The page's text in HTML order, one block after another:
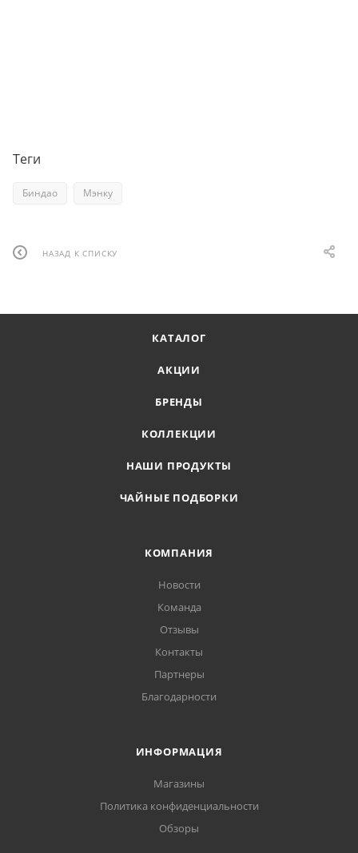
Теги
Биндао Мэнку
НАЗАД К СПИСКУ
КАТАЛОГ
АКЦИИ
БРЕНДЫ
КОЛЛЕКЦИИ
НАШИ ПРОДУКТЫ
ЧАЙНЫЕ ПОДБОРКИ
КОМПАНИЯ
Новости
Команда
Отзывы
Контакты
Партнеры
Благодарности
ИНФОРМАЦИЯ
Магазины
Политика конфиденциальности
Обзоры